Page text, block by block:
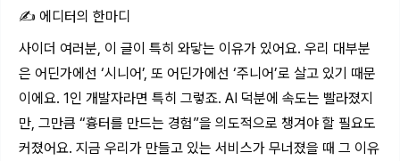
✍️ 에디터의 한마디
사이더 여러분, 이 글이 특히 와닿는 이유가 있어요. 우리 대부분
은 어딘가에선 ‘시니어’, 또 어딘가에선 ‘주니어’로 살고 있기 때문
이에요. 1인 개발자라면 특히 그렇죠. AI 덕분에 속도는 빨라졌지
만, 그만큼 “흉터를 만드는 경험”을 의도적으로 챙겨야 할 필요도
커졌어요. 지금 우리가 만들고 있는 서비스가 무너졌을 때 그 이유